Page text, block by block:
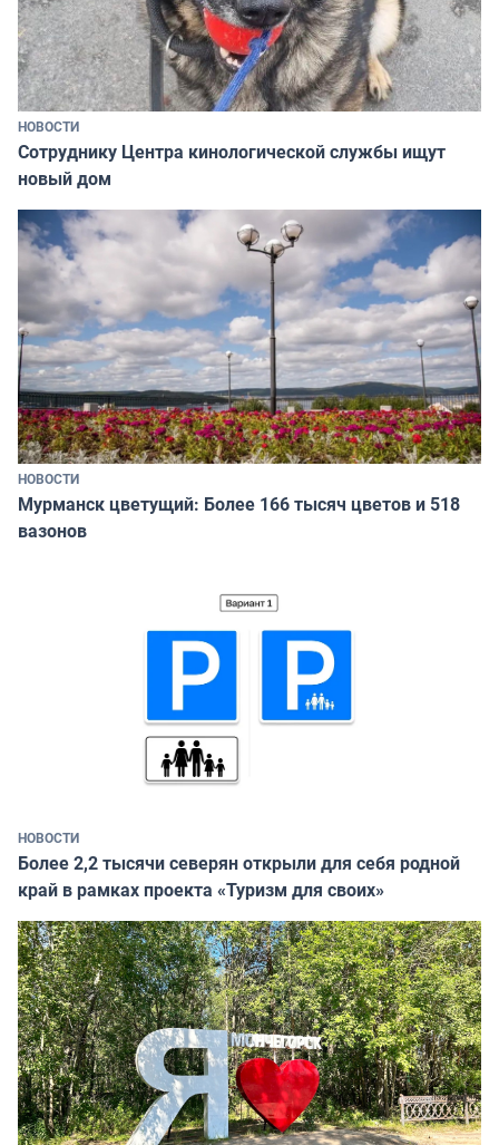
НОВОСТИ
Сотруднику Центра кинологической службы ищут
новый дом
НОВОСТИ
Мурманск цветущий: Более 166 тысяч цветов и 518
вазонов
НОВОСТИ
Более 2,2 тысячи северян открыли для себя родной
край в рамках проекта «Туризм для своих»